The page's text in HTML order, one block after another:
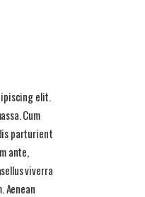
elit.
Cum
parturient
ante,
viverra
Aenean